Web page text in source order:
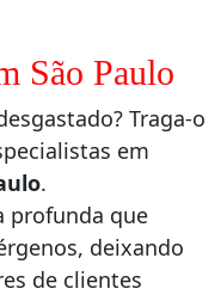
São Paulo
Traga-o
em
.
profunda que
deixando
de clientes